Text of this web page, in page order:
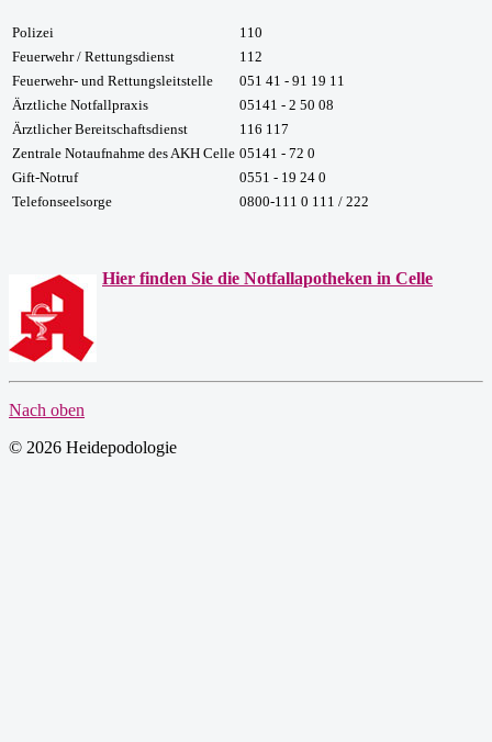
Polizei
110
Feuerwehr / Rettungsdienst
112
Feuerwehr- und Rettungsleitstelle
051 41 - 91 19 11
Ärztliche Notfallpraxis
05141 - 2 50 08
Ärztlicher Bereitschaftsdienst
116 117
Zentrale Notaufnahme des AKH Celle 05141 - 72 0
Gift-Notruf
0551 - 19 24 0
Telefonseelsorge
0800-111 0 111 / 222
Hier finden Sie die Notfallapotheken in Celle
Nach oben
© 2026 Heidepodologie